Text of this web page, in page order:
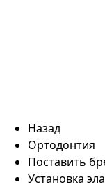
Назад
Ортодонтия
Поставить
Установка